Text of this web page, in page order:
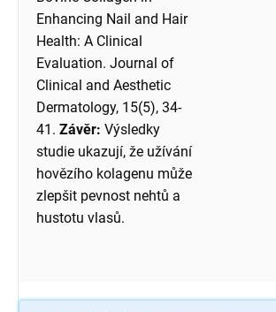
Enhancing Nail and Hair
Health: A Clinical
Evaluation. Journal of
Clinical and Aesthetic
Dermatology, 15(5), 34-
41. Závěr: Výsledky
studie ukazují, že užívání
hovězího kolagenu může
zlepšit pevnost nehtů a
hustotu vlasů.